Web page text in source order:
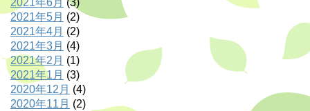
2021年6月 (3)
2021年5月 (2)
2021年4月 (2)
2021年3月 (4)
2021年2月 (1)
2021年1月 (3)
2020年12月 (4)
2020年11月 (2)